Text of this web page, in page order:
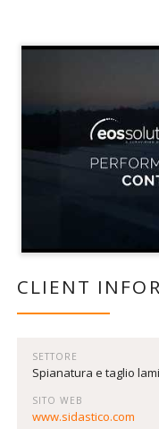
CLIENT
SETTORE
Spianatura e taglio
SITO WEB
www.sidastico.com